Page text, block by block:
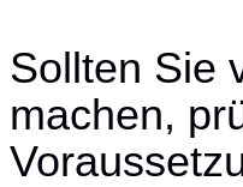
Sollten Sie
machen,